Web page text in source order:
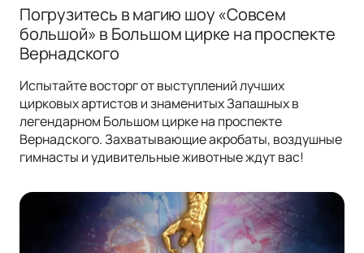
Погрузитесь в магию шоу «Совсем
большой» в Большом цирке на проспекте
Вернадского
Испытайте восторг от выступлений лучших
цирковых артистов и знаменитых Запашных в
легендарном Большом цирке на проспекте
Вернадского. Захватывающие акробаты, воздушные
гимнасты и удивительные животные ждут вас!